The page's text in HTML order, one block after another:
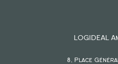
LOGIDEAL
8, Place